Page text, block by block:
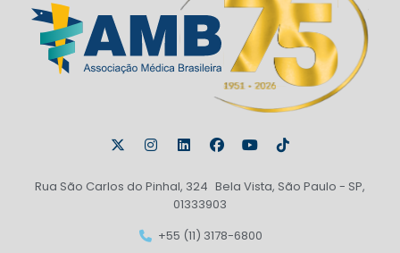
Rua São Carlos do Pinhal, 324 Bela Vista, São Paulo - SP,
01333903
+55 (11) 3178-6800